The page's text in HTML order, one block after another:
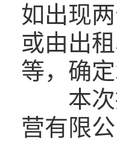
如出现
或由出
等，确
本次招
营有限公